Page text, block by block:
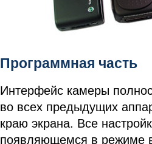
Программная часть
Интерфейс камеры
во всех предыдущих
краю экрана. Все
появляющемся в режиме